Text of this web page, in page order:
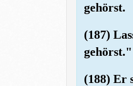
gehörst.
(187)
gehörst."
(188) Er